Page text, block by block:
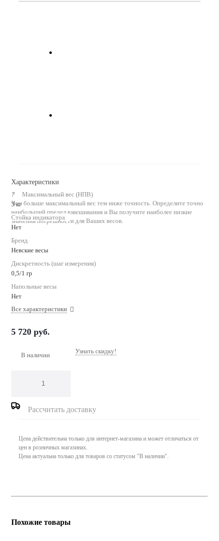
Характеристики
?
Чем больше максимальный вес тем ниже точность. Определите точно
наибольший предел взвешивания и Вы получите наиболее низкие
значения погрешности для Ваших весов.
Максимальный вес (НПВ)
3 кг
Стойка индикатора
Нет
Бренд
Невские весы
Дискретность (шаг измерения)
0,5/1 гр
Напольные весы
Нет
Все характеристики
5 720 руб.
В наличии Узнать скидку!
Рассчитать доставку
Цена действительна только для интернет-магазина и может отличаться от
цен в розничных магазинах.
Цена актуальна только для товаров со статусом "В наличии".
Похожие товары